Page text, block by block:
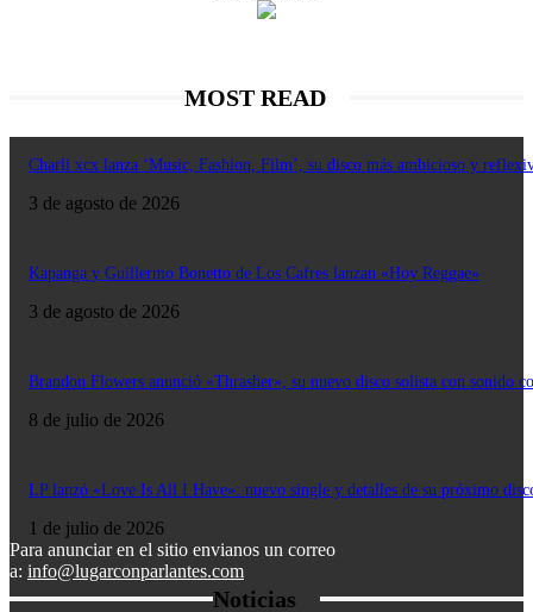
MOST READ
Charli xcx lanza ‘Music, Fashion, Film’, su disco más ambicioso y
3 de agosto de 2026
Kapanga y Guillermo Bonetto de Los Cafres lanzan «Hoy Reggae»
3 de agosto de 2026
Brandon Flowers anunció «Thrasher», su nuevo disco solista con sonido
8 de julio de 2026
LP lanzó «Love Is All I Have»: nuevo single y detalles de su próximo
1 de julio de 2026
Para anunciar en el sitio envianos un correo
a: info@lugarconparlantes.com
Noticias